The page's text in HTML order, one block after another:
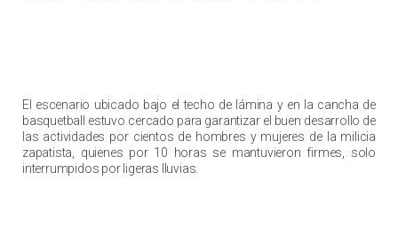
El escenario ubicado bajo el techo de lámina y en la cancha de
basquetball estuvo cercado para garantizar el buen desarrollo de
las actividades por cientos de hombres y mujeres de la milicia
zapatista, quienes por 10 horas se mantuvieron firmes, solo
interrumpidos por ligeras lluvias.